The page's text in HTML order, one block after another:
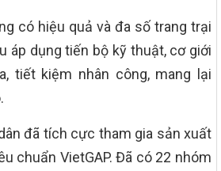
có hiệu quả và đa số trang trại
áp dụng tiến bộ kỹ thuật, cơ giới
tiết kiệm nhân công, mang lại
đã tích cực tham gia sản xuất
chuẩn VietGAP. Đã có 22 nhóm